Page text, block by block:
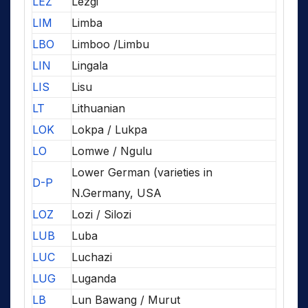
LIM
Limba
LBO
Limboo /Limbu
LIN
Lingala
LIS
Lisu
LT
Lithuanian
LOK
Lokpa / Lukpa
LO
Lomwe / Ngulu
D-P
Lower German (varieties in
N.Germany, USA
LOZ
Lozi / Silozi
LUB
Luba
LUC
Luchazi
LUG
Luganda
LB
Lun Bawang / Murut